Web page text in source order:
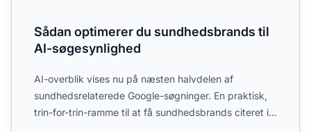
Sådan optimerer du sundhedsbrands til
AI-søgesynlighed
AI-overblik vises nu på næsten halvdelen af
sundhedsrelaterede Google-søgninger. En praktisk,
trin-for-trin-ramme til at få sundhedsbrands citeret i